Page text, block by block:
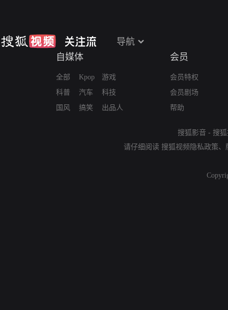
导航
自媒体
全部
科普
国风
Kpop
汽车
搞笑
游戏
科技
出品人
会员
会员特权
会员剧场
帮助
搜狐影音 - 搜
请仔细阅读 搜狐视频隐私政策、